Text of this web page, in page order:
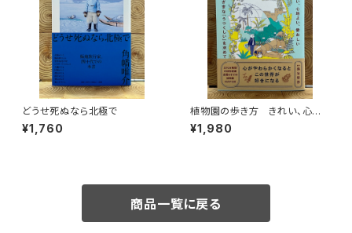
どうせ死ぬなら北極で
¥1,760
植物園の歩き方 きれい、心地
よい、愛おしい さまざまな「うつ
くしい」を求めて
¥1,980
商品一覧に戻る